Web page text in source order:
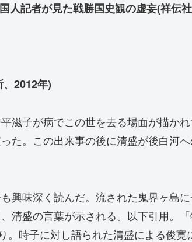
人記者が見た戦勝国史観の虚妄(祥伝
2012年)
滋子が病でこの世を去る場面が描か
た。この出来事の後に清盛が後白河
興味深く読んだ。流された鬼界ヶ島
清盛の言葉が示される。以下引用。「
。時子に対し語られた清盛による俊寛